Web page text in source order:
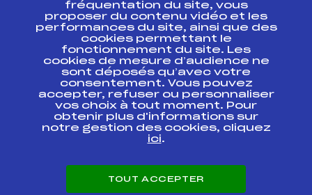
Ressources
Pass’Neige
Projet sportif fédéral
Projet de performance fédéral
Antidopage
Pôle Développement, Formation, Suivi
Scientifique
Listes ministérielles
Pôle vie de l’athlète
Carrières
fréquentation du site, vous
proposer du contenu vidéo et les
performances du site, ainsi que des
cookies permettant le
fonctionnement du site. Les
cookies de mesure d’audience ne
sont déposés qu’avec votre
consentement. Vous pouvez
accepter, refuser ou personnaliser
vos choix à tout moment. Pour
obtenir plus d'informations sur
notre gestion des cookies, cliquez
ici.
TOUT ACCEPTER